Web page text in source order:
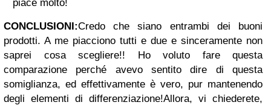
piace molto!
CONCLUSIONI:Credo che siano entrambi dei buoni
prodotti. A me piacciono tutti e due e sinceramente non
saprei cosa scegliere!! Ho voluto fare questa
comparazione perché avevo sentito dire di questa
somiglianza, ed effettivamente è vero, pur mantenendo
degli elementi di differenziazione!Allora, vi chiederete,